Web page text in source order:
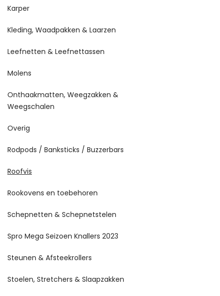
Karper
Kleding, Waadpakken & Laarzen
Leefnetten & Leefnettassen
Molens
Onthaakmatten, Weegzakken &
Weegschalen
Overig
Rodpods / Banksticks / Buzzerbars
Roofvis
Rookovens en toebehoren
Schepnetten & Schepnetstelen
Spro Mega Seizoen Knallers 2023
Steunen & Afsteekrollers
Stoelen, Stretchers & Slaapzakken